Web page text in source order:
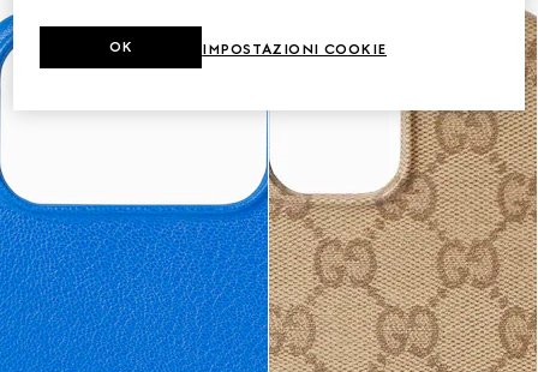
IMPOSTAZIONI COOKIE
OK